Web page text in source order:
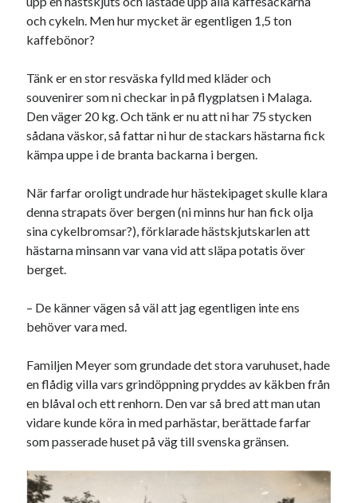
och cykeln. Men hur mycket är egentligen 1,5 ton
kaffebönor?
Tänk er en stor resväska fylld med kläder och
souvenirer som ni checkar in på flygplatsen i Malaga.
Den väger 20 kg. Och tänk er nu att ni har 75 stycken
sådana väskor, så fattar ni hur de stackars hästarna fick
kämpa uppe i de branta backarna i bergen.
När farfar oroligt undrade hur hästekipaget skulle klara
denna strapats över bergen (ni minns hur han fick olja
sina cykelbromsar?), förklarade hästskjutskarlen att
hästarna minsann var vana vid att släpa potatis över
berget.
– De känner vägen så väl att jag egentligen inte ens
behöver vara med.
Familjen Meyer som grundade det stora varuhuset, hade
en flådig villa vars grindöppning pryddes av käkben från
en blåval och ett renhorn. Den var så bred att man utan
vidare kunde köra in med parhästar, berättade farfar
som passerade huset på väg till svenska gränsen.